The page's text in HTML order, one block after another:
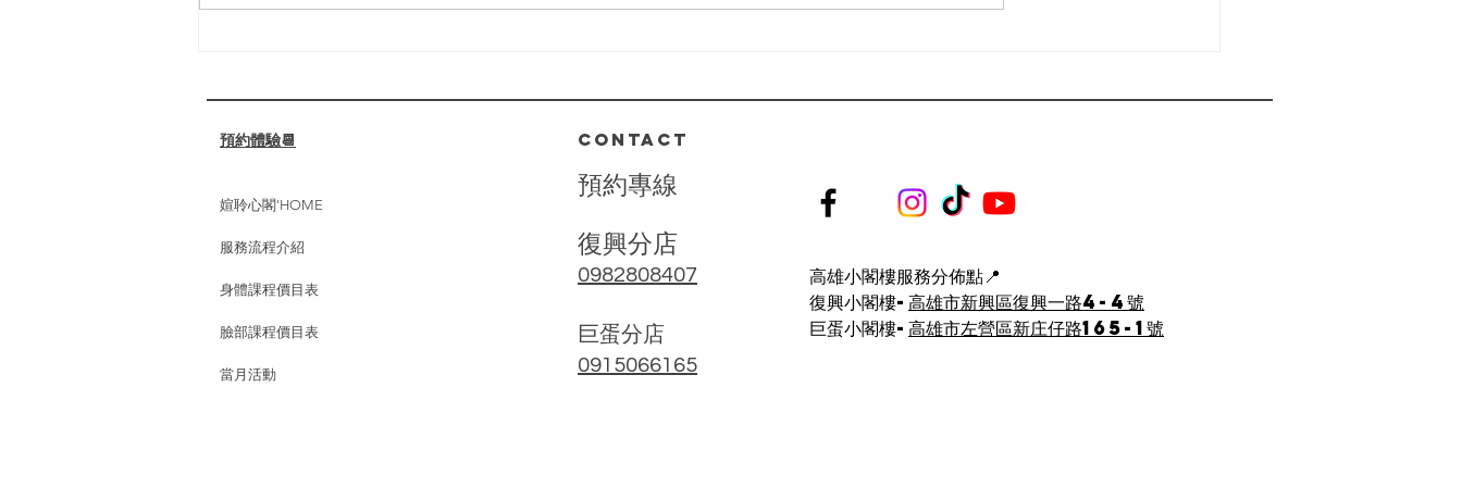
✔️ 促進淋巴循環，減輕水腫，幫
決肌膚屏障受損、深層乾燥、泛紅
深|少女線
預約體驗📆
媗聆心閣'HOME
服務流程介紹
身體課程價目表
臉部課程價目表
當月活動
CONTACT
預約專線
復興分店
0982808407
​巨蛋分店
0915066165
高雄小閣樓服務分佈點📍
復興小閣樓- 高雄市新興區復興一路4-4號
巨蛋小閣樓- 高雄市左營區新庄仔路165-1號